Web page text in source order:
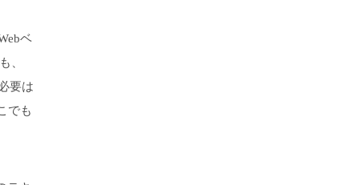
ベ
、
要は
でも